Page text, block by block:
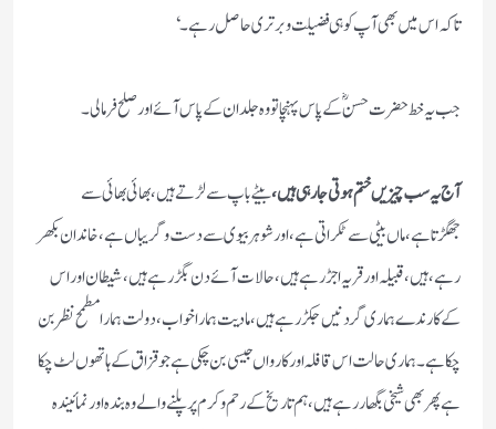
تاکہ اس میں بھی آپ کو ہی فضیلت و برتری حاصل رہے۔‘
جب یہ خط حضرت حسنؓ کے پاس پہنچا تو وہ جلد ان کے پاس آئے اور صلح فرما لی۔
آج یہ سب چیزیں ختم ہوتی جارہی ہیں،بیٹے باپ سے لڑتے ہیں، بھائی بھائی سے
جھگڑتاہے،ماں بیٹی سے ٹکراتی ہے، اور شوہر بیوی سے دست وگریباں ہے، خاندان بکھر
رہے، ہیں، قبیلہ اورقریہ اجڑ رہے ہیں، حالات آئے دن بگڑ رہے ہیں، شیطان اور اس
کے کارندے ہماری گردنیں جکڑ رہے ہیں، مادیت ہمارا خواب، دولت ہمارا مطمح نظر بن
چکا ہے۔ ہماری حالت اس قافلہ اور کارواں جیسی بن چکی ہے جو قزاق کے ہاتھوں لٹ چکا
ہے پھر بھی شیخی بگھار رہے ہیں، ہم تاریخ کے رحم و کرم پر پلنے والے وہ بندہ اور نمائیندہ